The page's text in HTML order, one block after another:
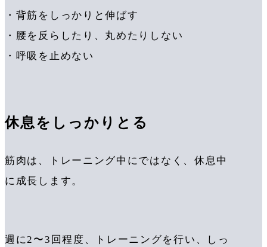
・背筋をしっかりと伸ばす
・腰を反らしたり、丸めたりしない
・呼吸を止めない
休息をしっかりとる
筋肉は、トレーニング中にではなく、休息中
に成長します。
週に2〜3回程度、トレーニングを行い、しっ